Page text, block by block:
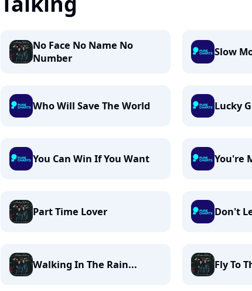
No Face No Name No
Number
Slow
Who Will Save The World Lucky
You Can Win If You Want You're
Part Time Lover Don't
Walking In The Rain... Fly To